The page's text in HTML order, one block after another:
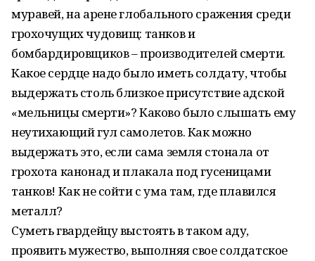
муравей, на арене глобального сражения среди
грохочущих чудовищ: танков и
бомбардировщиков – производителей смерти.
Какое сердце надо было иметь солдату, чтобы
выдержать столь близкое присутствие адской
«мельницы смерти»? Каково было слышать ему
неутихающий гул самолетов. Как можно
выдержать это, если сама земля стонала от
грохота канонад и плакала под гусеницами
танков! Как не сойти с ума там, где плавился
металл?
Суметь гвардейцу выстоять в таком аду,
проявить мужество, выполняя свое солдатское